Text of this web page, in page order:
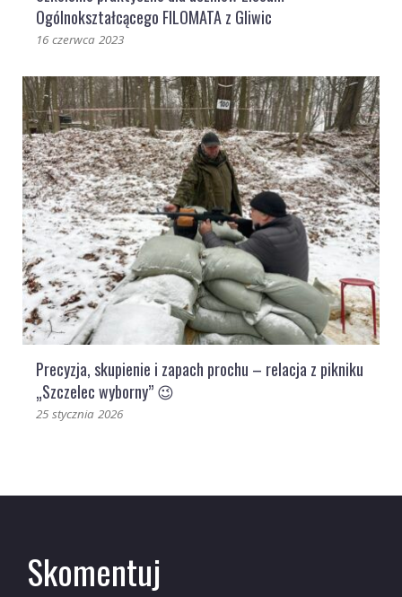
Ogólnokształcącego FILOMATA z Gliwic
16 czerwca 2023
Precyzja, skupienie i zapach prochu – relacja z pikniku
„Szczelec wyborny” 😉
25 stycznia 2026
Skomentuj